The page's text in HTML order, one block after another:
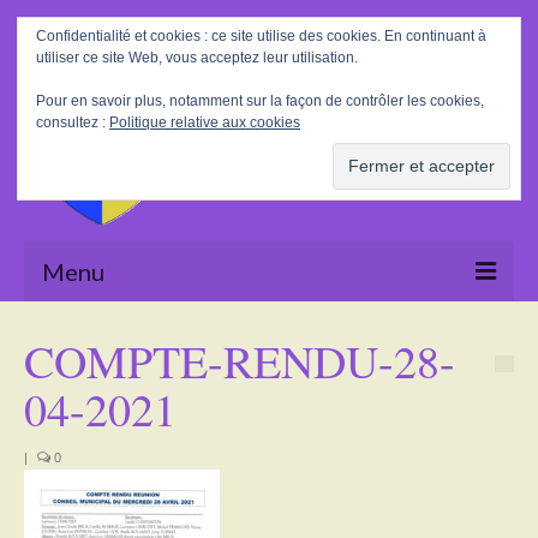
Rechercher
:
Menu
La Mairie
Tourisme
COMPTE-RENDU-28-
04-2021
| 0
Confidentialité et cookies : ce site utilise des cookies. En continuant à
utiliser ce site Web, vous acceptez leur utilisation.
Pour en savoir plus, notamment sur la façon de contrôler les cookies,
consultez : Politique relative aux cookies